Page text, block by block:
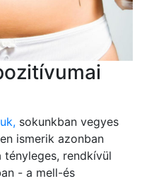
sokunkban vegyes
ismerik azonban
tényleges, rendkívül
- a mell-és